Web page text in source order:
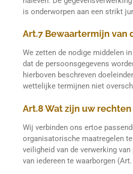
is onderworpen aan een strikt
Art.7 Bewaartermijn van
We zetten de nodige middelen
dat de persoonsgegevens
hierboven beschreven
wettelijke termijnen niet
Art.8 Wat zijn uw rechten
Wij verbinden ons ertoe
organisatorische maatregelen
veiligheid van de verwerking
van iedereen te waarborgen (Art.